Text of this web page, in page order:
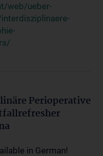
web/ueber-
Perioperative
in German!